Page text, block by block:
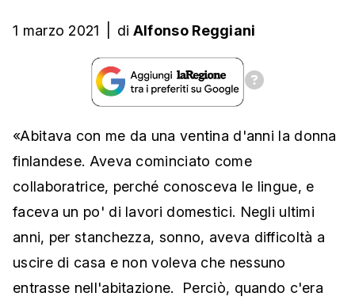
1 marzo 2021 di Alfonso Reggiani
«Abitava con me da una ventina d'anni la donna
finlandese. Aveva cominciato come
collaboratrice, perché conosceva le lingue, e
faceva un po' di lavori domestici. Negli ultimi
anni, per stanchezza, sonno, aveva difficoltà a
uscire di casa e non voleva che nessuno
entrasse nell'abitazione. Perciò, quando c'era